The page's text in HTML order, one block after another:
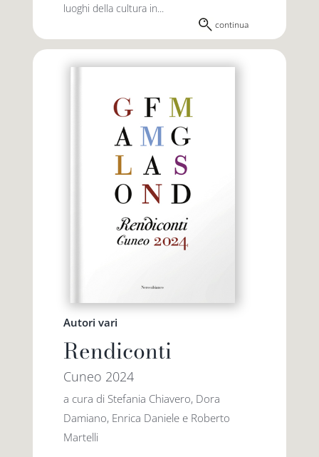
luoghi della cultura in...
continua
Autori vari
Rendiconti
Cuneo 2024
a cura di Stefania Chiavero, Dora
Damiano, Enrica Daniele e Roberto
Martelli